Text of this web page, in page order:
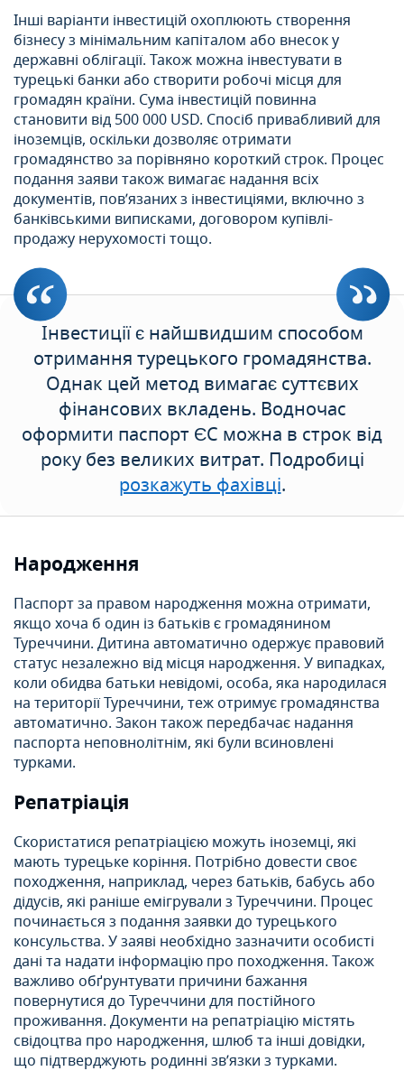
Інші варіанти інвестицій охоплюють створення
бізнесу з мінімальним капіталом або внесок у
державні облігації. Також можна інвестувати в
турецькі банки або створити робочі місця для
громадян країни. Сума інвестицій повинна
становити від 500 000 USD. Спосіб привабливий для
іноземців, оскільки дозволяє отримати
громадянство за порівняно короткий строк. Процес
подання заяви також вимагає надання всіх
документів, пов’язаних з інвестиціями, включно з
банківськими виписками, договором купівлі-
продажу нерухомості тощо.
Інвестиції є найшвидшим способом
отримання турецького громадянства.
Однак цей метод вимагає суттєвих
фінансових вкладень. Водночас
оформити паспорт ЄС можна в строк від
року без великих витрат. Подробиці
розкажуть фахівці.
Народження
Паспорт за правом народження можна отримати,
якщо хоча б один із батьків є громадянином
Туреччини. Дитина автоматично одержує правовий
статус незалежно від місця народження. У випадках,
коли обидва батьки невідомі, особа, яка народилася
на території Туреччини, теж отримує громадянства
автоматично. Закон також передбачає надання
паспорта неповнолітнім, які були всиновлені
турками.
Репатріація
Скористатися репатріацією можуть іноземці, які
мають турецьке коріння. Потрібно довести своє
походження, наприклад, через батьків, бабусь або
дідусів, які раніше емігрували з Туреччини. Процес
починається з подання заявки до турецького
консульства. У заяві необхідно зазначити особисті
дані та надати інформацію про походження. Також
важливо обґрунтувати причини бажання
повернутися до Туреччини для постійного
проживання. Документи на репатріацію містять
свідоцтва про народження, шлюб та інші довідки,
що підтверджують родинні зв’язки з турками.